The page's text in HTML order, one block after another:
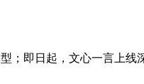
即日起，文心一言上线